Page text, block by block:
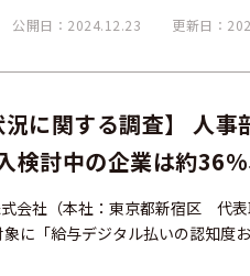
公開日：2024.12.23 更新日：
に関する調査】 人事
検討中の企業は約
会社（本社：東京都新宿区 代
に「給与デジタル払いの認知度